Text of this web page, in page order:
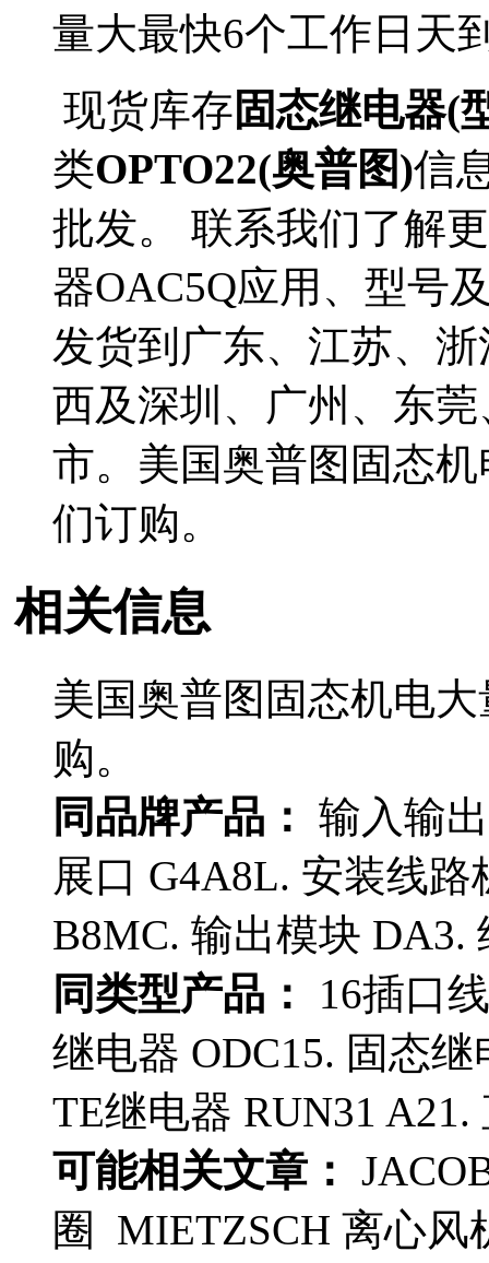
量大最快6个工作日天
现货库存固态继电器(
类OPTO22(奥普图)信
批发。 联系我们了解
器OAC5Q应用、型号
发货到广东、江苏、
西及深圳、广州、东
市。美国奥普图固态
们订购。
相关信息
美国奥普图固态机电
购。
同品牌产品： 输入输
展口 G4A8L. 安装线路
B8MC. 输出模块 DA3.
同类型产品：
16插口
继电器 ODC15. 固态
TE继电器 RUN31
可能相关文章：
圈 MIETZSCH 离心风